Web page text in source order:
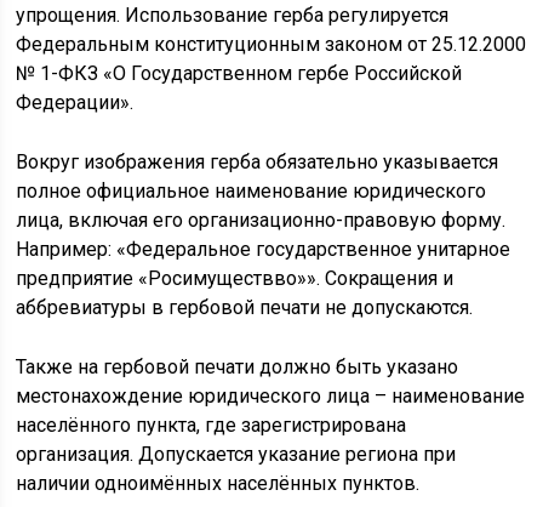
упрощения. Использование герба регулируется
Федеральным конституционным законом от 25.12.2000
№ 1-ФКЗ «О Государственном гербе Российской
Федерации».
Вокруг изображения герба обязательно указывается
полное официальное наименование юридического
лица, включая его организационно-правовую форму.
Например: «Федеральное государственное унитарное
предприятие «Росимуществво»». Сокращения и
аббревиатуры в гербовой печати не допускаются.
Также на гербовой печати должно быть указано
местонахождение юридического лица – наименование
населённого пункта, где зарегистрирована
организация. Допускается указание региона при
наличии одноимённых населённых пунктов.